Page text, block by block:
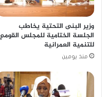
وزير البنى التحتية يخاطب
الجلسة الختامية للمجلس
للتنمية العمرانية
منذ يومين